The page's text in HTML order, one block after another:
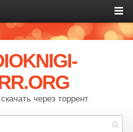
через торрент